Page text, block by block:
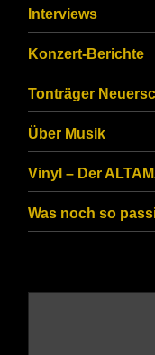
that
you
are
human.
Interviews
Konzert-Berichte
Tonträger
Über Musik
Vinyl – Der
Was noch so